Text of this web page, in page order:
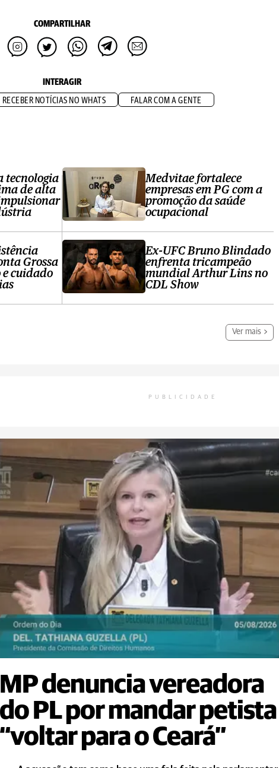
COMPARTILHAR
INTERAGIR
RECEBER NOTÍCIAS NO WHATS FALAR COM A GENTE
tecnologia
de alta
Grossa
cuidado
Medvitae fortalece
empresas em PG com a
promoção da saúde
ocupacional
Ex-UFC Bruno Blindado
enfrenta tricampeão
mundial Arthur Lins no
CDL Show
Ver mais
PUBLICIDADE
MP denuncia vereadora
do PL por mandar petista
“voltar para o Ceará”